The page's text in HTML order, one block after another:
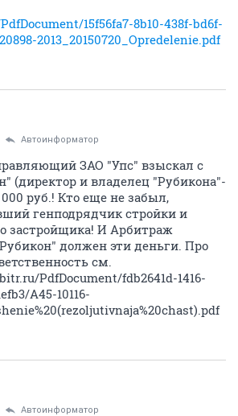
15f56fa7-8b10-438f-bd6f-
2013_20150720_Opredelenie.pdf
Автоинформатор
ЗАО "Упс" взыскал с
(директор и владелец "Рубикона"-
руб.! Кто еще не забыл,
генподрядчик стройки и
застройщика! И Арбитраж
должен эти деньги. Про
см.
PdfDocument/fdb2641d-1416-
A45-10116-
Автоинформатор